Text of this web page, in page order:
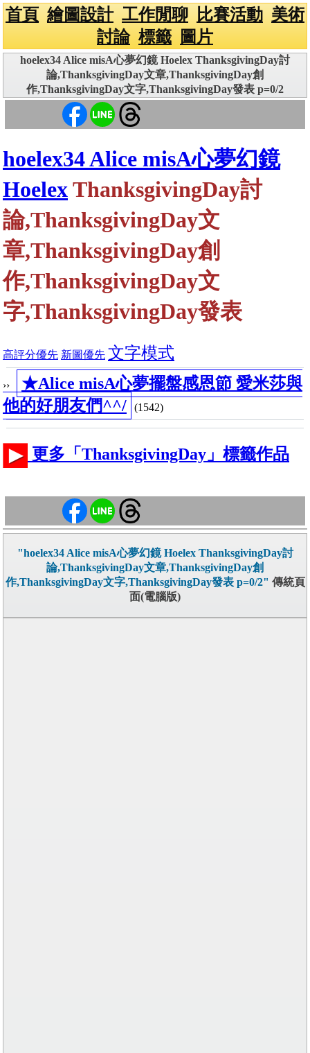
首頁 繪圖設計 工作閒聊 比賽活動 美術
討論 標籤 圖片
hoelex34 Alice misA心夢幻鏡 Hoelex ThanksgivingDay討
論,ThanksgivingDay文章,ThanksgivingDay創
作,ThanksgivingDay文字,ThanksgivingDay發表 p=0/2
hoelex34 Alice misA心夢幻鏡
HoelexThanksgivingDay討
論,ThanksgivingDay文
章,ThanksgivingDay創
作,ThanksgivingDay文
字,ThanksgivingDay發表
高評分優先 新圖優先 文字模式
››
★Alice misA心夢擺盤感恩節 愛米莎與
他的好朋友們^^/
(1542)
更多「ThanksgivingDay」標籤作品
"hoelex34 Alice misA心夢幻鏡 Hoelex ThanksgivingDay討
論,ThanksgivingDay文章,ThanksgivingDay創
作,ThanksgivingDay文字,ThanksgivingDay發表 p=0/2" 傳統頁
面(電腦版)